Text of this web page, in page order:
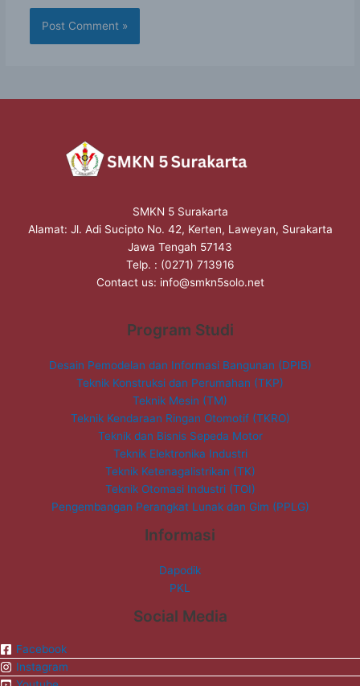
SMKN 5 Surakarta
Alamat: Jl. Adi Sucipto No. 42, Kerten, Laweyan, Surakarta
Jawa Tengah 57143
Telp. : (0271) 713916
Contact us: info@smkn5solo.net
Program Studi
Desain Pemodelan dan Informasi Bangunan (DPIB)
Teknik Konstruksi dan Perumahan (TKP)
Teknik Mesin (TM)
Teknik Kendaraan Ringan Otomotif (TKRO)
Teknik dan Bisnis Sepeda Motor
Teknik Elektronika Industri
Teknik Ketenagalistrikan (TK)
Teknik Otomasi Industri (TOI)
Pengembangan Perangkat Lunak dan Gim (PPLG)
Informasi
Dapodik
PKL
Social Media
Facebook
Instagram